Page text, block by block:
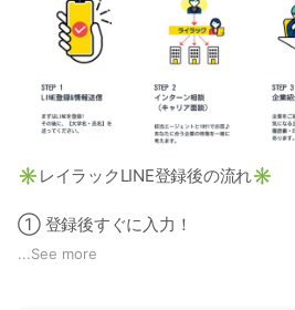
✳️レイラックLINE登録後の流れ✳️
① 登録後すぐに入力！
以下の3点をメッセージで送信お願
...See more